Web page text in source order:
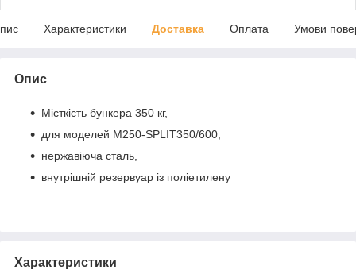
Характеристики Доставка Оплата Умови
Опис
Місткість бункера 350 кг,
для моделей M250-SPLIT350/600,
нержавіюча сталь,
внутрішній резервуар із поліетилену
Характеристики